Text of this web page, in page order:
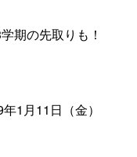
期の先取りも！
1月11日（金）